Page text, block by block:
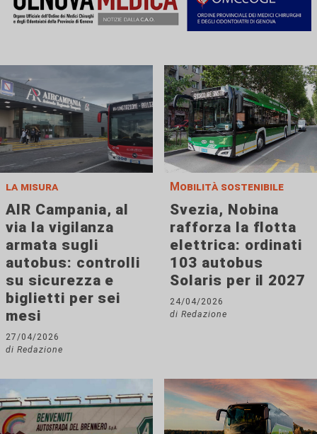
la misura
AIR Campania, al
via la vigilanza
armata sugli
autobus: controlli
su sicurezza e
biglietti per sei
mesi
27/04/2026
di Redazione
Mobilità sostenibile
Svezia, Nobina
rafforza la flotta
elettrica: ordinati
103 autobus
Solaris per il 2027
24/04/2026
di Redazione